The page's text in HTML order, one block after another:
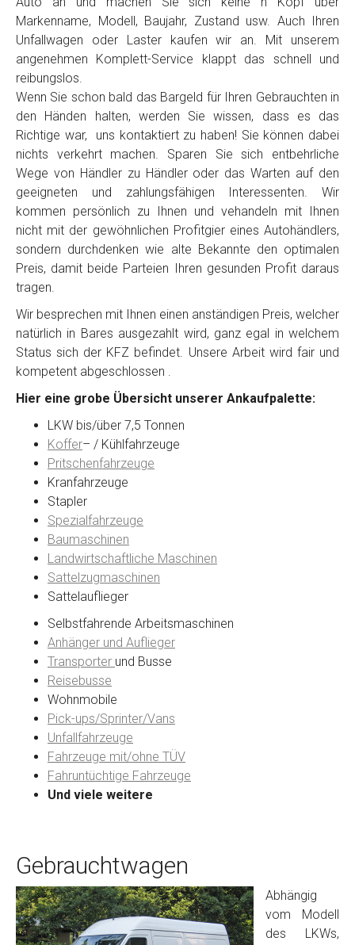
Markenname, Modell, Baujahr, Zustand usw. Auch Ihren
Unfallwagen oder Laster kaufen wir an. Mit unserem
angenehmen Komplett-Service klappt das schnell und
reibungslos.
Wenn Sie schon bald das Bargeld für Ihren Gebrauchten in
den Händen halten, werden Sie wissen, dass es das
Richtige war, uns kontaktiert zu haben! Sie können dabei
nichts verkehrt machen. Sparen Sie sich entbehrliche
Wege von Händler zu Händler oder das Warten auf den
geeigneten und zahlungsfähigen Interessenten. Wir
kommen persönlich zu Ihnen und vehandeln mit Ihnen
nicht mit der gewöhnlichen Profitgier eines Autohändlers,
sondern durchdenken wie alte Bekannte den optimalen
Preis, damit beide Parteien Ihren gesunden Profit daraus
tragen.
Wir besprechen mit Ihnen einen anständigen Preis, welcher
natürlich in Bares ausgezahlt wird, ganz egal in welchem
Status sich der KFZ befindet. Unsere Arbeit wird fair und
kompetent abgeschlossen .
Hier eine grobe Übersicht unserer Ankaufpalette:
LKW bis/über 7,5 Tonnen
Koffer– / Kühlfahrzeuge
Pritschenfahrzeuge
Kranfahrzeuge
Stapler
Spezialfahrzeuge
Baumaschinen
Landwirtschaftliche Maschinen
Sattelzugmaschinen
Sattelauflieger
Selbstfahrende Arbeitsmaschinen
Anhänger und Auflieger
Transporter und Busse
Reisebusse
Wohnmobile
Pick-ups/Sprinter/Vans
Unfallfahrzeuge
Fahrzeuge mit/ohne TÜV
Fahruntüchtige Fahrzeuge
Und viele weitere
Gebrauchtwagen
Abhängig
vom Modell
des LKWs,